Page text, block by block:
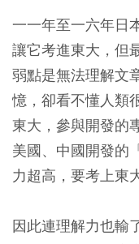
一一年至一六年日
讓它考進東大，但
弱點是無法理解文
憶，卻看不懂人類
東大，參與開發的
美國、中國開發的
力超高，要考上東
因此連理解力也輸